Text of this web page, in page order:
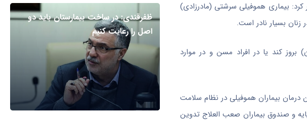
بیماری هموفیلی سرشتی (مادرزادی)
کند یا در افراد مسن و در موارد
بیماران هموفیلی در نظام سلامت
و صندوق بیماران صعب العلاجتدوین
ظفرقندی: در ساخت بیمارستان باید دو
اصل را رعایت کنیم